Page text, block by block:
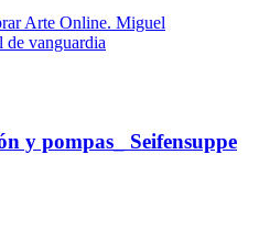
y pompas_ Seifensuppe